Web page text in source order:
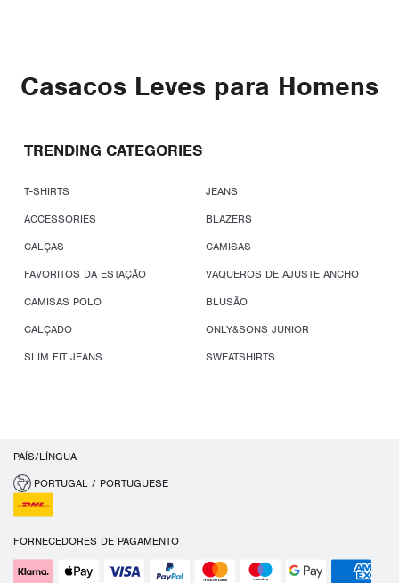
Casacos Leves para Homens
TRENDING CATEGORIES
T-SHIRTS
JEANS
ACCESSORIES
BLAZERS
CALÇAS
CAMISAS
FAVORITOS DA ESTAÇÃO
VAQUEROS DE AJUSTE ANCHO
CAMISAS POLO
BLUSÃO
CALÇADO
ONLY&SONS JUNIOR
SLIM FIT JEANS
SWEATSHIRTS
PAÍS/LÍNGUA
PORTUGAL / PORTUGUESE
FORNECEDORES DE PAGAMENTO